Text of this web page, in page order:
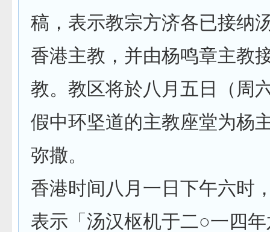
稿，表示教宗方济各已接纳
香港主教，并由杨鸣章主教
教。教区将於八月五日（周
假中环坚道的主教座堂为杨
弥撒。
香港时间八月一日下午六时
表示「汤汉枢机于二○一四